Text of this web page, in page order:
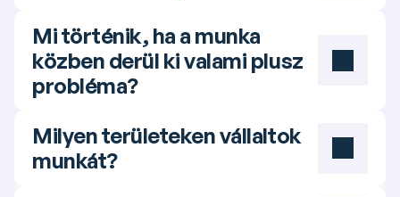
Mi történik, ha a munka
közben derül ki valami plusz
probléma?
Milyen területeken vállaltok
munkát?